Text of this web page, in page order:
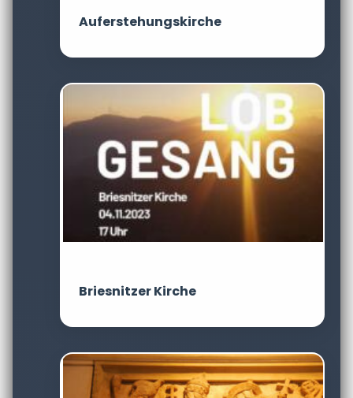
Auferstehungskirche
Briesnitzer Kirche